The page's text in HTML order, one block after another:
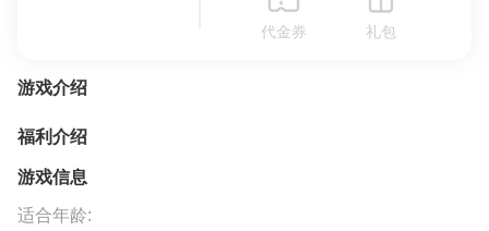
代金券 礼包
游戏介绍
福利介绍
游戏信息
适合年龄: